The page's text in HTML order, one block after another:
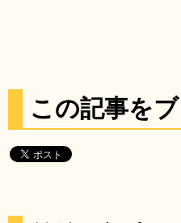
この記事を